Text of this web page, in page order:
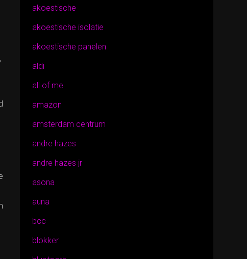
akoestische
akoestische isolatie
akoestische panelen
aldi
all of me
amazon
amsterdam centrum
andre hazes
andre hazes jr
asona
auna
bcc
blokker